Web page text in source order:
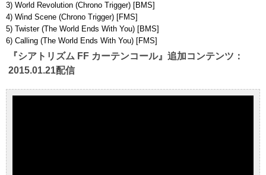
3) World Revolution (Chrono Trigger) [BMS]
4) Wind Scene (Chrono Trigger) [FMS]
5) Twister (The World Ends With You) [BMS]
6) Calling (The World Ends With You) [FMS]
『シアトリズム FF カーテンコール』追加コンテンツ：
2015.01.21配信